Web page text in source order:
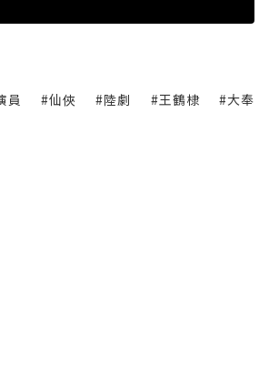
員 #仙俠 #陸劇 #王鶴棣
#大奉